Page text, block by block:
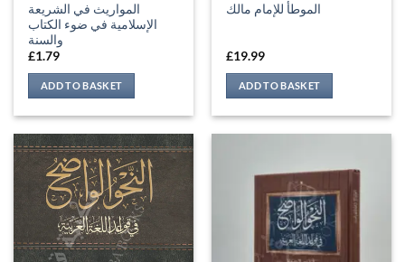
المواريث في الشريعة
الإسلامية في ضوء الكتاب
والسنة
£1.79
ADD TO BASKET
الموطأ للإمام مالك
£19.99
ADD TO BASKET